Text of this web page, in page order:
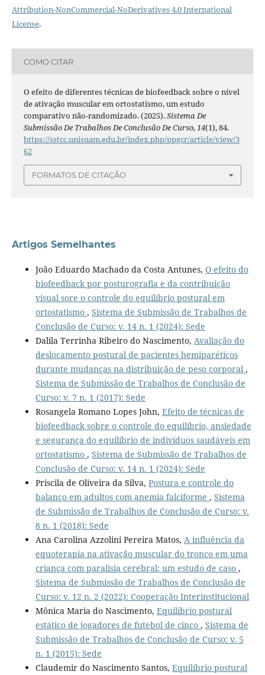
Attribution-NonCommercial-NoDerivatives 4.0 International
License.
COMO CITAR
O efeito de diferentes técnicas de biofeedback sobre o nível
de ativação muscular em ortostatismo, um estudo
comparativo não-randomizado. (2025).Sistema De
Submissão De Trabalhos De Conclusão De Curso,14(1), 84.
https://sstcc.unisuam.edu.br/index.php/ppgcr/article/view/3
62
FORMATOS DE CITAÇÃO
Artigos Semelhantes
João Eduardo Machado da Costa Antunes, O efeito do
biofeedback por posturografia e da contribuição
visual sore o controle do equilíbrio postural em
ortostatismo , Sistema de Submissão de Trabalhos de
Conclusão de Curso: v. 14 n. 1 (2024): Sede
Dalila Terrinha Ribeiro do Nascimento, Avaliação do
deslocamento postural de pacientes hemiparéticos
durante mudanças na distribuição de peso corporal ,
Sistema de Submissão de Trabalhos de Conclusão de
Curso: v. 7 n. 1 (2017): Sede
Rosangela Romano Lopes John, Efeito de técnicas de
biofeedback sobre o controle do equilíbrio, ansiedade
e segurança do equilíbrio de indivíduos saudáveis em
ortostatismo , Sistema de Submissão de Trabalhos de
Conclusão de Curso: v. 14 n. 1 (2024): Sede
Priscila de Oliveira da Silva, Postura e controle do
balanço em adultos com anemia falciforme , Sistema
de Submissão de Trabalhos de Conclusão de Curso: v.
8 n. 1 (2018): Sede
Ana Carolina Azzolini Pereira Matos, A influência da
equoterapia na ativação muscular do tronco em uma
criança com paralisia cerebral: um estudo de caso ,
Sistema de Submissão de Trabalhos de Conclusão de
Curso: v. 12 n. 2 (2022): Cooperação Interinstitucional
Mônica Maria do Nascimento, Equilíbrio postural
estático de jogadores de futebol de cinco , Sistema de
Submissão de Trabalhos de Conclusão de Curso: v. 5
n. 1 (2015): Sede
Claudemir do Nascimento Santos, Equilíbrio postural